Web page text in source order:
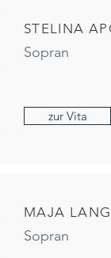
STELINA
Sopran
zur Vita
MAJA
Sopran